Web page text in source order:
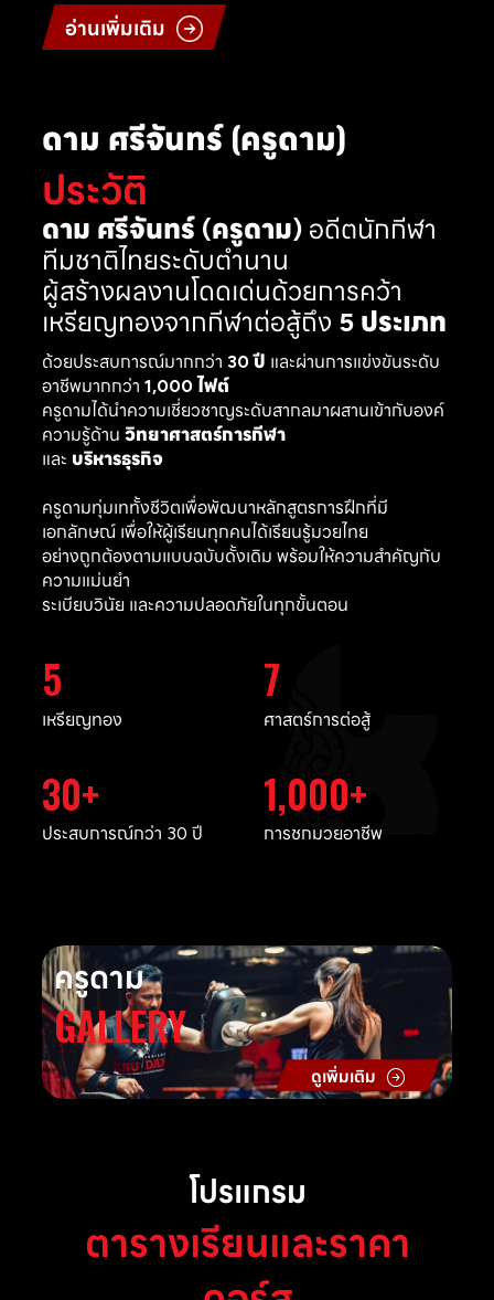
อ่านเพิ่มเติม
ดาม ศรีจันทร์ (ครูดาม)
ประวัติ
ดาม ศรีจันทร์ (ครูดาม)อดีตนักกีฬา
ทีมชาติไทยระดับตำนาน
ผู้สร้างผลงานโดดเด่นด้วยการคว้า
เหรียญทองจากกีฬาต่อสู้ถึง 5 ประเภท
ด้วยประสบการณ์มากกว่า 30 ปี และผ่านการแข่งขันระดับ
อาชีพมากกว่า 1,000 ไฟต์
ครูดามได้นำความเชี่ยวชาญระดับสากลมาผสานเข้ากับองค์
ความรู้ด้าน วิทยาศาสตร์การกีฬา
และ บริหารธุรกิจ
ครูดามทุ่มเททั้งชีวิตเพื่อพัฒนาหลักสูตรการฝึกที่มี
เอกลักษณ์ เพื่อให้ผู้เรียนทุกคนได้เรียนรู้มวยไทย
อย่างถูกต้องตามแบบฉบับดั้งเดิม พร้อมให้ความสำคัญกับ
ความแม่นยำ
ระเบียบวินัย และความปลอดภัยในทุกขั้นตอน
5
เหรียญทอง
7
ศาสตร์การต่อสู้
30
ประสบการณ์กว่า 30 ปี
1,000
การชกมวยอาชีพ
ครูดาม
GALLERY
ดูเพิ่มเติม
โปรแกรม
ตารางเรียนและราคา